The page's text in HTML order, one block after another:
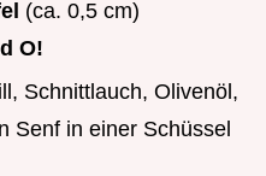
(ca. 0,5 cm)
O!
Schnittlauch, Olivenöl,
Senf in einer Schüssel